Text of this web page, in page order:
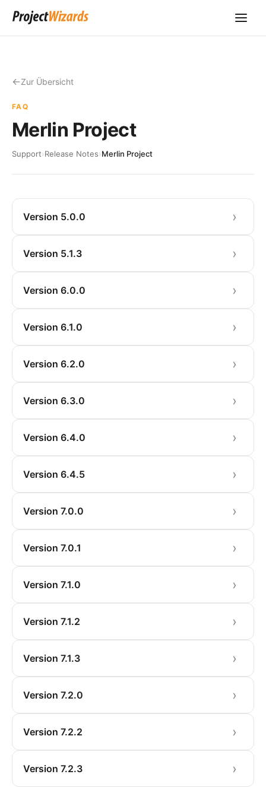
Zur Übersicht
FAQ
Merlin Project
Support›Release Notes›Merlin Project
Version 5.0.0
Version 5.1.3
Version 6.0.0
Version 6.1.0
Version 6.2.0
Version 6.3.0
Version 6.4.0
Version 6.4.5
Version 7.0.0
Version 7.0.1
Version 7.1.0
Version 7.1.2
Version 7.1.3
Version 7.2.0
Version 7.2.2
Version 7.2.3